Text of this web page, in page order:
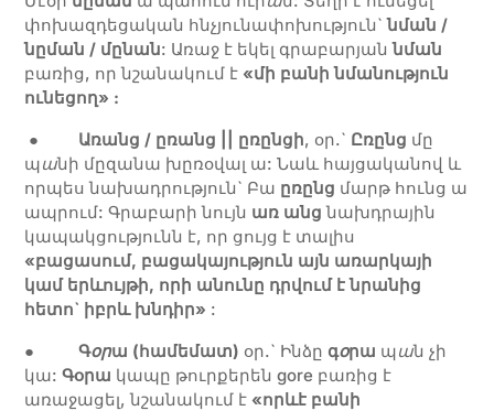
փոխազդեցական հնչյունափոխություն`նման /
նըման / մընան: Առաջ է եկել գրաբարյաննման
բառից, որ նշանակում է «մի բանի նմանություն
ունեցող» :
● Առանց / ըռանց || ըռընցի, օր.` Ըռընց մը
պանի մըզանա խըռօվալ ա: Նաև հայցականով և
որպես նախադրություն` Բա ըռընց մարթ հունց ա
ապրում: Գրաբարի նույն առ անց նախդրային
կապակցությունն է, որ ցույց է տալիս
«բացասում, բացակայություն այն առարկայի
կամ երևույթի, որի անունը դրվում է նրանից
հետո` իբրև խնդիր» :
● Գօրա (համեմատ) օր.` Ինձը գօրա պան չի
կա: Գօրա կապը թուրքերեն gore բառից է
առաջացել, նշանակում է «որևէ բանի